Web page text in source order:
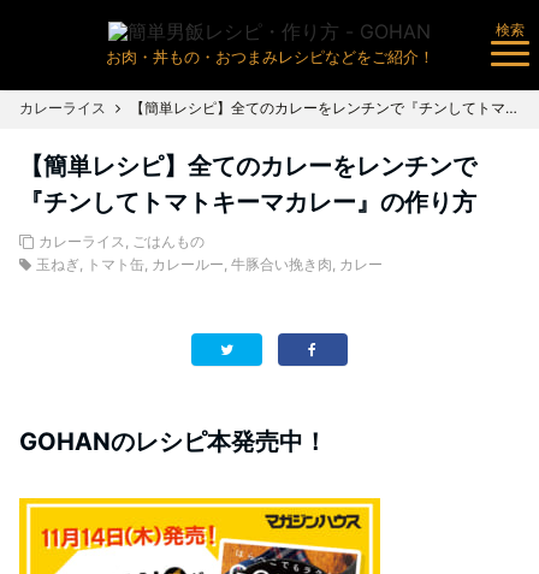
お肉・丼もの・おつまみレシピなどをご紹介！
検索
カレーライス 【簡単レシピ】全てのカレーをレンチンで『チンしてトマトキーマカレー』の作り方
【簡単レシピ】全てのカレーをレンチンで
『チンしてトマトキーマカレー』の作り方
カレーライス, ごはんもの
玉ねぎ, トマト缶, カレールー, 牛豚合い挽き肉, カレー
GOHANのレシピ本発売中！